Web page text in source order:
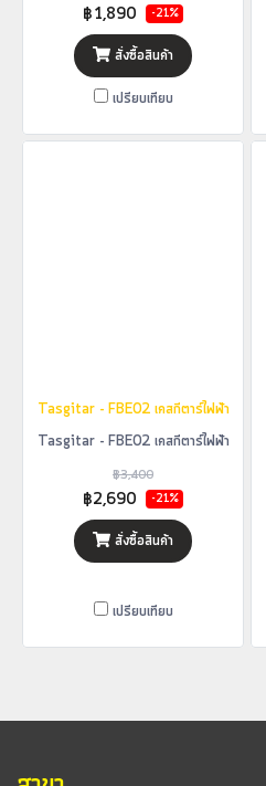
฿1,890 -21%
สั่งซื้อสินค้า
เปรียบเทียบ
Tasgitar - FBE02 เคสกีตาร์ไฟฟ้า
Tasgitar - FBE02 เคสกีตาร์ไฟฟ้า
฿3,400
฿2,690 -21%
สั่งซื้อสินค้า
เปรียบเทียบ